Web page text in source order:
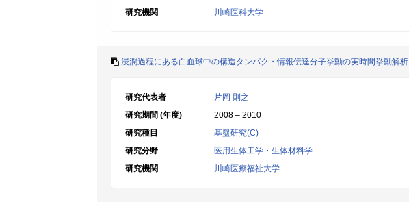
研究機関
川崎医科大学
浸潤過程にある白血球中の構造タンパク・情報伝達分子挙動の実時間挙動解析
研究代表者
片岡 則之
研究期間 (年度)
2008 – 2010
研究種目
基盤研究(C)
研究分野
医用生体工学・生体材料学
研究機関
川崎医療福祉大学